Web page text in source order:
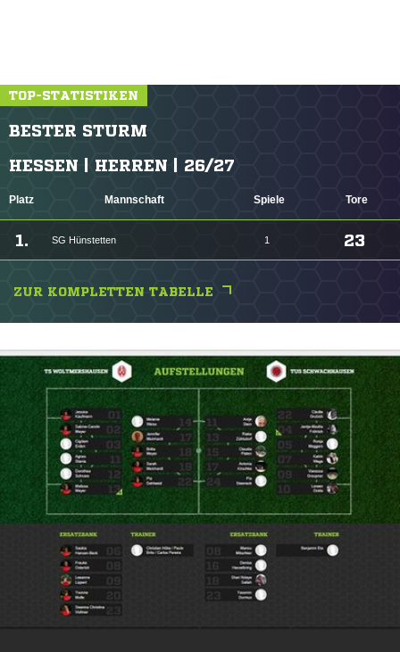
TOP-STATISTIKEN
BESTER STURM
HESSEN | HERREN | 26/27
Platz Mannschaft Spiele Tore
1. SG Hünstetten 1 23
ZUR KOMPLETTEN TABELLE